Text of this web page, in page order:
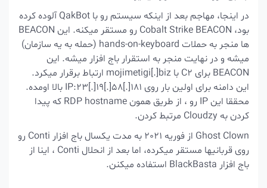
در اینجا، مهاجم بعد از اینکه سیستم رو با QakBot آلوده کرده
بود، Cobalt Strike BEACON رو مستقر میکنه. این BEACON
ها منجر به حملات hands-on-keyboard (حمله به یه سازمان)
میشه و در نهایت منجر به استقرار باج افزار میشه. این
BEACON برای C2 با mojimetigi[.]biz ارتباط برقرار میکرد.
این دامنه برای اولین بار روی IP:23[.]19[.]58[.]181 بالا اومده.
محققا این IP رو ، از طریق همون
RDP hostnameکه پیدا
کردن به Cloudzy مرتبط کردن.
Ghost Clown از فوریه 2021 به مدت یکسال باج افزار Conti رو
روی قربانیها مستقر میکرده، اما بعد از انحلال Conti ، اینا از
باج افزار BlackBasta استفاده میکنن.